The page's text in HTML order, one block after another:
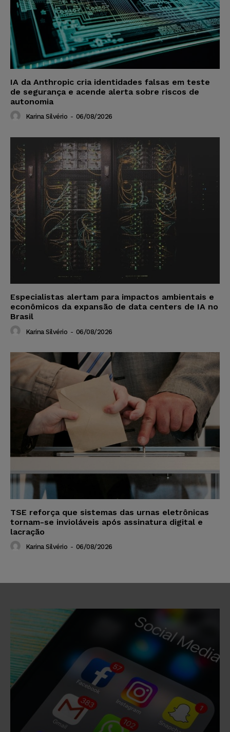
IA da Anthropic cria identidades falsas em teste
de segurança e acende alerta sobre riscos de
autonomia
Karina Silvério - 06/08/2026
Especialistas alertam para impactos ambientais e
econômicos da expansão de data centers de IA no
Brasil
Karina Silvério - 06/08/2026
TSE reforça que sistemas das urnas eletrônicas
tornam-se invioláveis após assinatura digital e
lacração
Karina Silvério - 06/08/2026